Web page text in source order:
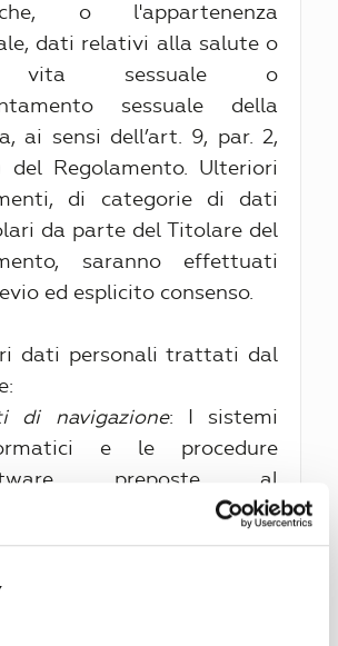
o l'appartenenza
dati relativi alla salute o
vita sessuale o
sessuale della
ai sensi dell’art. 9, par. 2,
del Regolamento. Ulteriori
di categorie di dati
da parte del Titolare del
saranno effettuati
ed esplicito consenso.
dati personali trattati dal
di navigazione: I sistemi
e le procedure
preposte al
di questo sito
nel corso del loro
la cui trasmissione è